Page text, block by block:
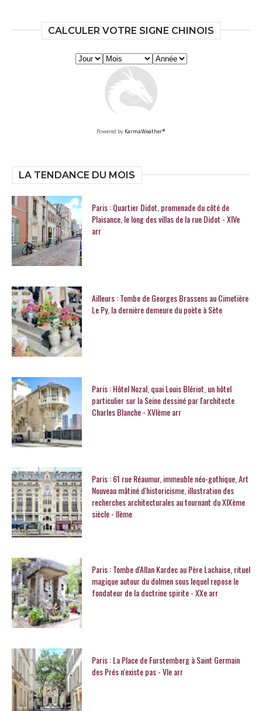
CALCULER VOTRE SIGNE CHINOIS
Powered by KarmaWeather®
LA TENDANCE DU MOIS
Paris : Quartier Didot, promenade du côté de
Plaisance, le long des villas de la rue Didot - XIVe
arr
Ailleurs : Tombe de Georges Brassens au Cimetière
Le Py, la dernière demeure du poète à Sète
Paris : Hôtel Nozal, quai Louis Blériot, un hôtel
particulier sur la Seine dessiné par l'architecte
Charles Blanche - XVIème arr
Paris : 61 rue Réaumur, immeuble néo-gothique, Art
Nouveau mâtiné d'historicisme, illustration des
recherches architecturales au tournant du XIXème
siècle - IIème
Paris : Tombe d'Allan Kardec au Père Lachaise, rituel
magique autour du dolmen sous lequel repose le
fondateur de la doctrine spirite - XXe arr
Paris : La Place de Furstemberg à Saint Germain
des Prés n'existe pas - VIe arr